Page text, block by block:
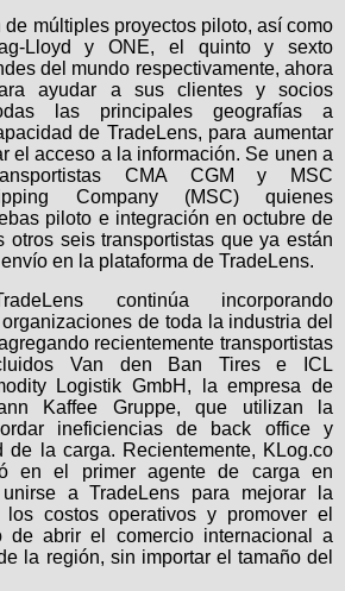
múltiples proyectos piloto, así como
Lloyd y ONE, el quinto y sexto
del mundo respectivamente, ahora
ayudar a sus clientes y socios
las principales geografías a
de TradeLens, para aumentar
el acceso a la información. Se unen a
CMA CGM y MSC
Company(MSC) quienes
piloto e integración en octubre de
otros seis transportistas que ya están
en la plataforma de TradeLens.
continúa incorporando
de toda la industria del
recientemente transportistas
Van den Ban Tires e ICL
Logistik GmbH, la empresa de
Kaffee Gruppe, que utilizan la
ineficiencias de back office y
de la carga. Recientemente, KLog.co
en el primer agente de carga en
a TradeLens para mejorar la
los costos operativos y promover el
de abrir el comercio internacional a
la región, sin importar el tamaño del